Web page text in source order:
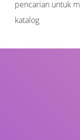
pencarian untuk
katalog